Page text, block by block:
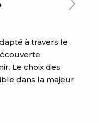
à travers le
Le choix des
dans la majeur